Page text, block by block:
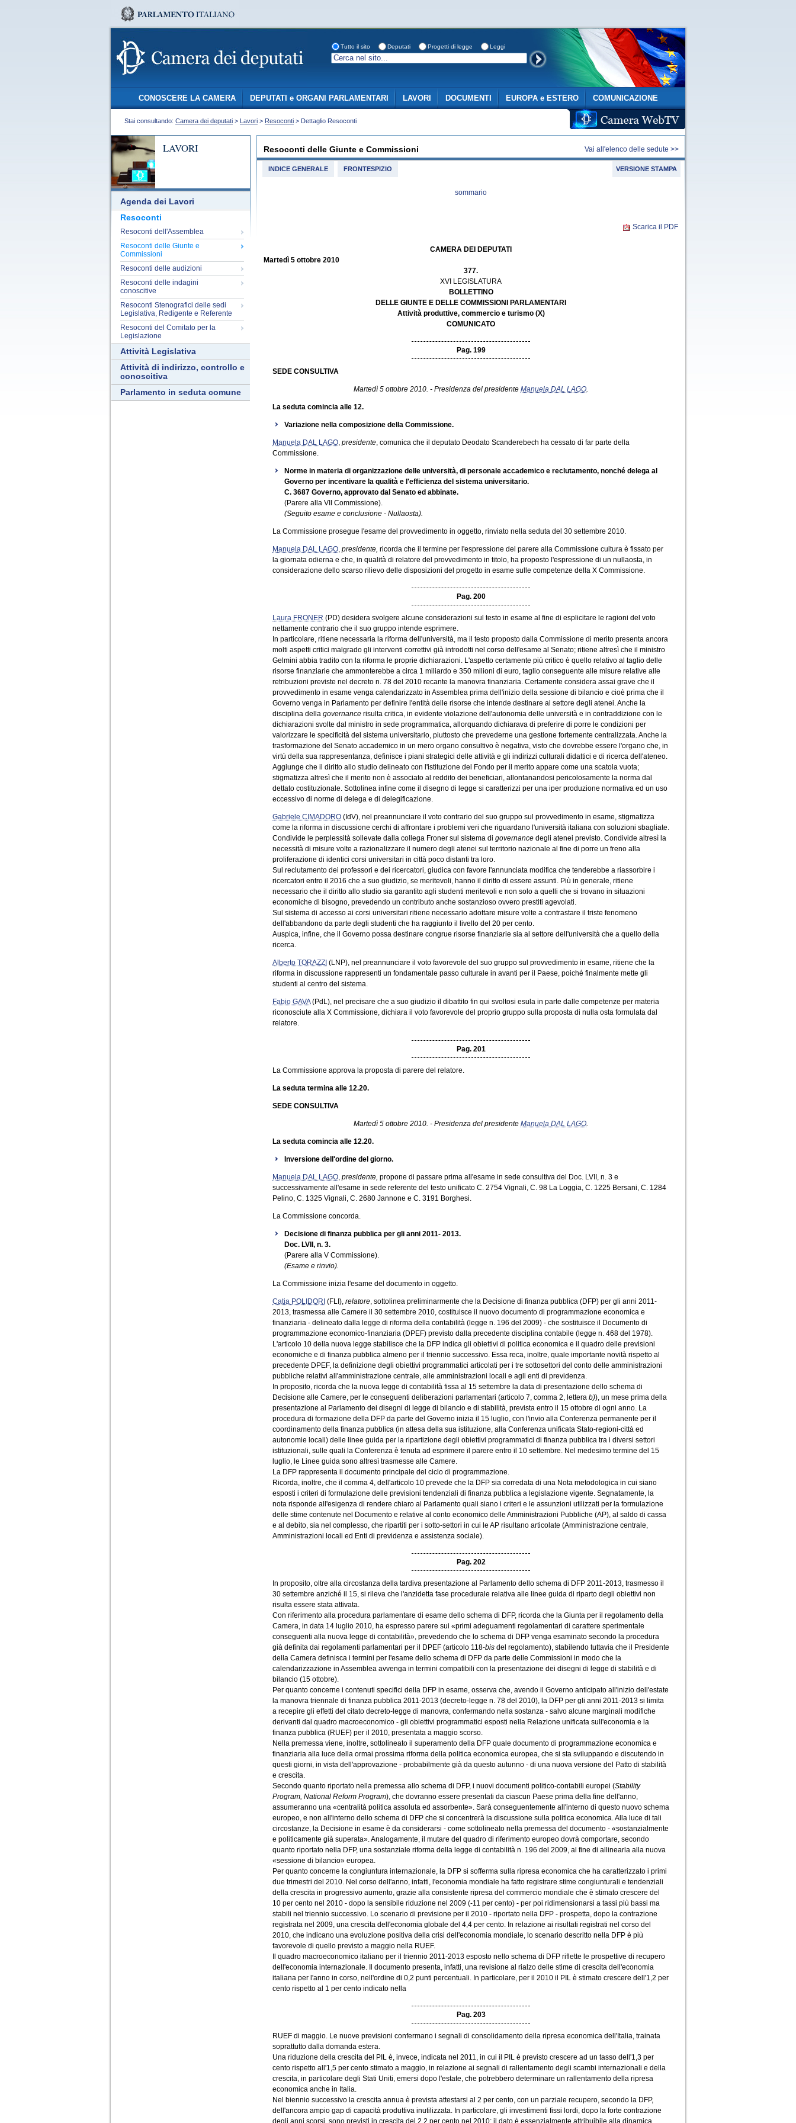
Tutto il sito Deputati Progetti di legge Leggi
CONOSCERE LA CAMERA DEPUTATI e ORGANI PARLAMENTARI LAVORI DOCUMENTI EUROPA e ESTERO COMUNICAZIONE
Stai consultando: Camera dei deputati > Lavori > Resoconti > Dettaglio Resoconti
LAVORI
Agenda dei Lavori
Resoconti
Resoconti dell'Assemblea
Resoconti delle Giunte e
Commissioni
Resoconti delle audizioni
Resoconti delle indagini
conoscitive
Resoconti Stenografici delle sedi
Legislativa, Redigente e Referente
Resoconti del Comitato per la
Legislazione
Attività Legislativa
Attività di indirizzo, controllo e
conoscitiva
Parlamento in seduta comune
Resoconti delle Giunte e Commissioni Vai all'elenco delle sedute >>
INDICE GENERALE FRONTESPIZIO VERSIONE STAMPA
sommario
Scarica il PDF
CAMERA DEI DEPUTATI
Martedì 5 ottobre 2010
377.
XVI LEGISLATURA
BOLLETTINO
DELLE GIUNTE E DELLE COMMISSIONI PARLAMENTARI
Attività produttive, commercio e turismo (X)
COMUNICATO
Pag. 199
SEDE CONSULTIVA
Martedì 5 ottobre 2010. - Presidenza del presidente Manuela DAL LAGO.
La seduta comincia alle 12.
Variazione nella composizione della Commissione.
Manuela DAL LAGO, presidente, comunica che il deputato Deodato Scanderebech ha cessato di far parte della
Commissione.
Norme in materia di organizzazione delle università, di personale accademico e reclutamento, nonché delega al
Governo per incentivare la qualità e l'efficienza del sistema universitario.
C. 3687 Governo, approvato dal Senato ed abbinate.
(Parere alla VII Commissione).
(Seguito esame e conclusione - Nullaosta).
La Commissione prosegue l'esame del provvedimento in oggetto, rinviato nella seduta del 30 settembre 2010.
Manuela DAL LAGO, presidente, ricorda che il termine per l'espressione del parere alla Commissione cultura è fissato per
la giornata odierna e che, in qualità di relatore del provvedimento in titolo, ha proposto l'espressione di un nullaosta, in
considerazione dello scarso rilievo delle disposizioni del progetto in esame sulle competenze della X Commissione.
Pag. 200
Laura FRONER (PD) desidera svolgere alcune considerazioni sul testo in esame al fine di esplicitare le ragioni del voto
nettamente contrario che il suo gruppo intende esprimere.
In particolare, ritiene necessaria la riforma dell'università, ma il testo proposto dalla Commissione di merito presenta ancora
molti aspetti critici malgrado gli interventi correttivi già introdotti nel corso dell'esame al Senato; ritiene altresì che il ministro
Gelmini abbia tradito con la riforma le proprie dichiarazioni. L'aspetto certamente più critico è quello relativo al taglio delle
risorse finanziarie che ammonterebbe a circa 1 miliardo e 350 milioni di euro, taglio conseguente alle misure relative alle
retribuzioni previste nel decreto n. 78 del 2010 recante la manovra finanziaria. Certamente considera assai grave che il
provvedimento in esame venga calendarizzato in Assemblea prima dell'inizio della sessione di bilancio e cioè prima che il
Governo venga in Parlamento per definire l'entità delle risorse che intende destinare al settore degli atenei. Anche la
disciplina della governance risulta critica, in evidente violazione dell'autonomia delle università e in contraddizione con le
dichiarazioni svolte dal ministro in sede programmatica, allorquando dichiarava di preferire di porre le condizioni per
valorizzare le specificità del sistema universitario, piuttosto che prevederne una gestione fortemente centralizzata. Anche la
trasformazione del Senato accademico in un mero organo consultivo è negativa, visto che dovrebbe essere l'organo che, in
virtù della sua rappresentanza, definisce i piani strategici delle attività e gli indirizzi culturali didattici e di ricerca dell'ateneo.
Aggiunge che il diritto allo studio delineato con l'istituzione del Fondo per il merito appare come una scatola vuota;
stigmatizza altresì che il merito non è associato al reddito dei beneficiari, allontanandosi pericolosamente la norma dal
dettato costituzionale. Sottolinea infine come il disegno di legge si caratterizzi per una iper produzione normativa ed un uso
eccessivo di norme di delega e di delegificazione.
Gabriele CIMADORO (IdV), nel preannunciare il voto contrario del suo gruppo sul provvedimento in esame, stigmatizza
come la riforma in discussione cerchi di affrontare i problemi veri che riguardano l'università italiana con soluzioni sbagliate.
Condivide le perplessità sollevate dalla collega Froner sul sistema di governance degli atenei previsto. Condivide altresì la
necessità di misure volte a razionalizzare il numero degli atenei sul territorio nazionale al fine di porre un freno alla
proliferazione di identici corsi universitari in città poco distanti tra loro.
Sul reclutamento dei professori e dei ricercatori, giudica con favore l'annunciata modifica che tenderebbe a riassorbire i
ricercatori entro il 2016 che a suo giudizio, se meritevoli, hanno il diritto di essere assunti. Più in generale, ritiene
necessario che il diritto allo studio sia garantito agli studenti meritevoli e non solo a quelli che si trovano in situazioni
economiche di bisogno, prevedendo un contributo anche sostanzioso ovvero prestiti agevolati.
Sul sistema di accesso ai corsi universitari ritiene necessario adottare misure volte a contrastare il triste fenomeno
dell'abbandono da parte degli studenti che ha raggiunto il livello del 20 per cento.
Auspica, infine, che il Governo possa destinare congrue risorse finanziarie sia al settore dell'università che a quello della
ricerca.
Alberto TORAZZI (LNP), nel preannunciare il voto favorevole del suo gruppo sul provvedimento in esame, ritiene che la
riforma in discussione rappresenti un fondamentale passo culturale in avanti per il Paese, poiché finalmente mette gli
studenti al centro del sistema.
Fabio GAVA(PdL), nel precisare che a suo giudizio il dibattito fin qui svoltosi esula in parte dalle competenze per materia
riconosciute alla X Commissione, dichiara il voto favorevole del proprio gruppo sulla proposta di nulla osta formulata dal
relatore.
Pag. 201
La Commissione approva la proposta di parere del relatore.
La seduta termina alle 12.20.
SEDE CONSULTIVA
Martedì 5 ottobre 2010. - Presidenza del presidente Manuela DAL LAGO.
La seduta comincia alle 12.20.
Inversione dell'ordine del giorno.
Manuela DAL LAGO, presidente, propone di passare prima all'esame in sede consultiva del Doc. LVII, n. 3 e
successivamente all'esame in sede referente del testo unificato C. 2754 Vignali, C. 98 La Loggia, C. 1225 Bersani, C. 1284
Pelino, C. 1325 Vignali, C. 2680 Jannone e C. 3191 Borghesi.
La Commissione concorda.
Decisione di finanza pubblica per gli anni 2011- 2013.
Doc. LVII, n. 3.
(Parere alla V Commissione).
(Esame e rinvio).
La Commissione inizia l'esame del documento in oggetto.
Catia POLIDORI (FLI), relatore, sottolinea preliminarmente che la Decisione di finanza pubblica (DFP) per gli anni 2011-
2013, trasmessa alle Camere il 30 settembre 2010, costituisce il nuovo documento di programmazione economica e
finanziaria - delineato dalla legge di riforma della contabilità (legge n. 196 del 2009) - che sostituisce il Documento di
programmazione economico-finanziaria (DPEF) previsto dalla precedente disciplina contabile (legge n. 468 del 1978).
L'articolo 10 della nuova legge stabilisce che la DFP indica gli obiettivi di politica economica e il quadro delle previsioni
economiche e di finanza pubblica almeno per il triennio successivo. Essa reca, inoltre, quale importante novità rispetto al
precedente DPEF, la definizione degli obiettivi programmatici articolati per i tre sottosettori del conto delle amministrazioni
pubbliche relativi all'amministrazione centrale, alle amministrazioni locali e agli enti di previdenza.
In proposito, ricorda che la nuova legge di contabilità fissa al 15 settembre la data di presentazione dello schema di
Decisione alle Camere, per le conseguenti deliberazioni parlamentari (articolo 7, comma 2, lettera b)), un mese prima della
presentazione al Parlamento dei disegni di legge di bilancio e di stabilità, prevista entro il 15 ottobre di ogni anno. La
procedura di formazione della DFP da parte del Governo inizia il 15 luglio, con l'invio alla Conferenza permanente per il
coordinamento della finanza pubblica (in attesa della sua istituzione, alla Conferenza unificata Stato-regioni-città ed
autonomie locali) delle linee guida per la ripartizione degli obiettivi programmatici di finanza pubblica tra i diversi settori
istituzionali, sulle quali la Conferenza è tenuta ad esprimere il parere entro il 10 settembre. Nel medesimo termine del 15
luglio, le Linee guida sono altresì trasmesse alle Camere.
La DFP rappresenta il documento principale del ciclo di programmazione.
Ricorda, inoltre, che il comma 4, dell'articolo 10 prevede che la DFP sia corredata di una Nota metodologica in cui siano
esposti i criteri di formulazione delle previsioni tendenziali di finanza pubblica a legislazione vigente. Segnatamente, la
nota risponde all'esigenza di rendere chiaro al Parlamento quali siano i criteri e le assunzioni utilizzati per la formulazione
delle stime contenute nel Documento e relative al conto economico delle Amministrazioni Pubbliche (AP), al saldo di cassa
e al debito, sia nel complesso, che ripartiti per i sotto-settori in cui le AP risultano articolate (Amministrazione centrale,
Amministrazioni locali ed Enti di previdenza e assistenza sociale).
Pag. 202
In proposito, oltre alla circostanza della tardiva presentazione al Parlamento dello schema di DFP 2011-2013, trasmesso il
30 settembre anziché il 15, si rileva che l'anzidetta fase procedurale relativa alle linee guida di riparto degli obiettivi non
risulta essere stata attivata.
Con riferimento alla procedura parlamentare di esame dello schema di DFP, ricorda che la Giunta per il regolamento della
Camera, in data 14 luglio 2010, ha espresso parere sui «primi adeguamenti regolamentari di carattere sperimentale
conseguenti alla nuova legge di contabilità», prevedendo che lo schema di DFP venga esaminato secondo la procedura
già definita dai regolamenti parlamentari per il DPEF (articolo 118-bis del regolamento), stabilendo tuttavia che il Presidente
della Camera definisca i termini per l'esame dello schema di DFP da parte delle Commissioni in modo che la
calendarizzazione in Assemblea avvenga in termini compatibili con la presentazione dei disegni di legge di stabilità e di
bilancio (15 ottobre).
Per quanto concerne i contenuti specifici della DFP in esame, osserva che, avendo il Governo anticipato all'inizio dell'estate
la manovra triennale di finanza pubblica 2011-2013 (decreto-legge n. 78 del 2010), la DFP per gli anni 2011-2013 si limita
a recepire gli effetti del citato decreto-legge di manovra, confermando nella sostanza - salvo alcune marginali modifiche
derivanti dal quadro macroeconomico - gli obiettivi programmatici esposti nella Relazione unificata sull'economia e la
finanza pubblica (RUEF) per il 2010, presentata a maggio scorso.
Nella premessa viene, inoltre, sottolineato il superamento della DFP quale documento di programmazione economica e
finanziaria alla luce della ormai prossima riforma della politica economica europea, che si sta sviluppando e discutendo in
questi giorni, in vista dell'approvazione - probabilmente già da questo autunno - di una nuova versione del Patto di stabilità
e crescita.
Secondo quanto riportato nella premessa allo schema di DFP, i nuovi documenti politico-contabili europei (Stability
Program, National Reform Program), che dovranno essere presentati da ciascun Paese prima della fine dell'anno,
assumeranno una «centralità politica assoluta ed assorbente». Sarà conseguentemente all'interno di questo nuovo schema
europeo, e non all'interno dello schema di DFP che si concentrerà la discussione sulla politica economica. Alla luce di tali
circostanze, la Decisione in esame è da considerarsi - come sottolineato nella premessa del documento - «sostanzialmente
e politicamente già superata». Analogamente, il mutare del quadro di riferimento europeo dovrà comportare, secondo
quanto riportato nella DFP, una sostanziale riforma della legge di contabilità n. 196 del 2009, al fine di allinearla alla nuova
«sessione di bilancio» europea.
Per quanto concerne la congiuntura internazionale, la DFP si sofferma sulla ripresa economica che ha caratterizzato i primi
due trimestri del 2010. Nel corso dell'anno, infatti, l'economia mondiale ha fatto registrare stime congiunturali e tendenziali
della crescita in progressivo aumento, grazie alla consistente ripresa del commercio mondiale che è stimato crescere del
10 per cento nel 2010 - dopo la sensibile riduzione nel 2009 (-11 per cento) - per poi ridimensionarsi a tassi più bassi ma
stabili nel triennio successivo. Lo scenario di previsione per il 2010 - riportato nella DFP - prospetta, dopo la contrazione
registrata nel 2009, una crescita dell'economia globale del 4,4 per cento. In relazione ai risultati registrati nel corso del
2010, che indicano una evoluzione positiva della crisi dell'economia mondiale, lo scenario descritto nella DFP è più
favorevole di quello previsto a maggio nella RUEF.
Il quadro macroeconomico italiano per il triennio 2011-2013 esposto nello schema di DFP riflette le prospettive di recupero
dell'economia internazionale. Il documento presenta, infatti, una revisione al rialzo delle stime di crescita dell'economia
italiana per l'anno in corso, nell'ordine di 0,2 punti percentuali. In particolare, per il 2010 il PIL è stimato crescere dell'1,2 per
cento rispetto al 1 per cento indicato nella
Pag. 203
RUEF di maggio. Le nuove previsioni confermano i segnali di consolidamento della ripresa economica dell'Italia, trainata
soprattutto dalla domanda estera.
Una riduzione della crescita del PIL è, invece, indicata nel 2011, in cui il PIL è previsto crescere ad un tasso dell'1,3 per
cento rispetto all'1,5 per cento stimato a maggio, in relazione ai segnali di rallentamento degli scambi internazionali e della
crescita, in particolare degli Stati Uniti, emersi dopo l'estate, che potrebbero determinare un rallentamento della ripresa
economica anche in Italia.
Nel biennio successivo la crescita annua è prevista attestarsi al 2 per cento, con un parziale recupero, secondo la DFP,
dell'ancora ampio gap di capacità produttiva inutilizzata. In particolare, gli investimenti fissi lordi, dopo la forte contrazione
degli anni scorsi, sono previsti in crescita del 2,2 per cento nel 2010; il dato è essenzialmente attribuibile alla dinamica